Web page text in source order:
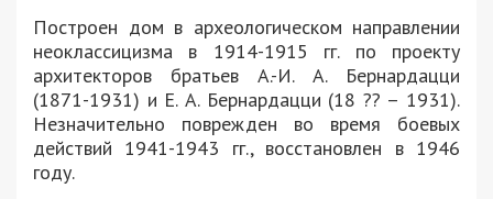
Построен дом в археологическом направлении
неоклассицизма в 1914-1915 гг. по проекту
архитекторов братьев А.-И. А. Бернардацци
(1871-1931) и Е. А. Бернардацци (18 ?? – 1931).
Незначительно поврежден во время боевых
действий 1941-1943 гг., восстановлен ​​в 1946
году.